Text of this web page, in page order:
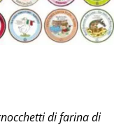
di farina di